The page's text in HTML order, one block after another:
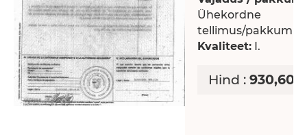
Ühekordne
tellimus/
Kvaliteet: I.
Hind : 930,60